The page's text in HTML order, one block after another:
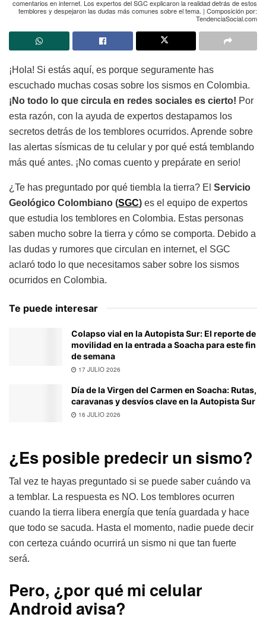
comentarios en internet. Los expertos del SGC explicaron la realidad detrás de estos
temblores y despejaron las dudas más comunes sobre el tema. | Composición por:
TendenciaSocial.com
¡Hola! Si estás aquí, es porque seguramente has
escuchado muchas cosas sobre los sismos en Colombia.
¡No todo lo que circula en redes sociales es cierto! Por
esta razón, con la ayuda de expertos destapamos los
secretos detrás de los temblores ocurridos. Aprende sobre
las alertas sísmicas de tu celular y por qué está temblando
más qué antes. ¡No comas cuento y prepárate en serio!
¿Te has preguntado por qué tiembla la tierra? El Servicio
Geológico Colombiano (SGC) es el equipo de expertos
que estudia los temblores en Colombia. Estas personas
saben mucho sobre la tierra y cómo se comporta. Debido a
las dudas y rumores que circulan en internet, el SGC
aclaró todo lo que necesitamos saber sobre los sismos
ocurridos en Colombia.
Te puede interesar
Colapso vial en la Autopista Sur: El reporte de
movilidad en la entrada a Soacha para este fin
de semana
17 JULIO 2026
Día de la Virgen del Carmen en Soacha: Rutas,
caravanas y desvíos clave en la Autopista Sur
16 JULIO 2026
¿Es posible predecir un sismo?
Tal vez te hayas preguntado si se puede saber cuándo va
a temblar. La respuesta es NO. Los temblores ocurren
cuando la tierra libera energía que tenía guardada y hace
que todo se sacuda. Hasta el momento, nadie puede decir
con certeza cuándo ocurrirá un sismo ni que tan fuerte
será.
Pero, ¿por qué mi celular
Android avisa?